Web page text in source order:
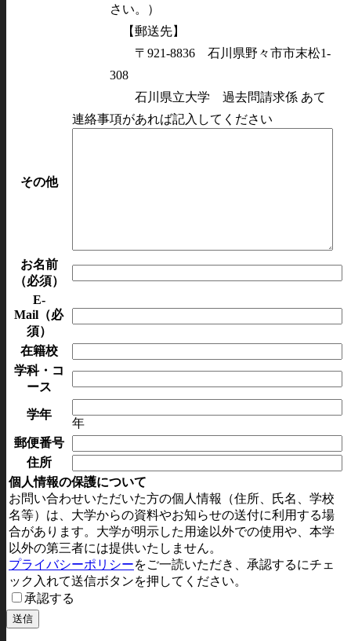
さい。）
【郵送先】
〒921-8836 石川県野々市市末松1-
308
石川県立大学 過去問請求係 あて
その他
連絡事項があれば記入してください
お名前
（必須）
E-
Mail （必
須）
在籍校
学科・コ
ース
学年
年
郵便番号
住所
個人情報の保護について
お問い合わせいただいた方の個人情報（住所、氏名、学校
名等）は、大学からの資料やお知らせの送付に利用する場
合があります。大学が明示した用途以外での使用や、本学
以外の第三者には提供いたしません。
プライバシーポリシーをご一読いただき、承認するにチェ
ック入れて送信ボタンを押してください。
承認する